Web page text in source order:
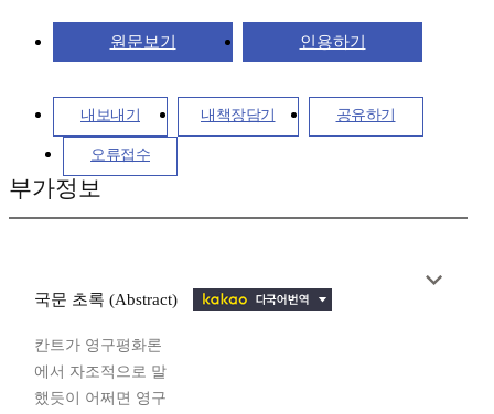
원문보기 인용하기
내보내기 내책장담기 공유하기
오류접수
부가정보
국문 초록 (Abstract)
칸트가 영구평화론
에서 자조적으로 말
했듯이 어쩌면 영구